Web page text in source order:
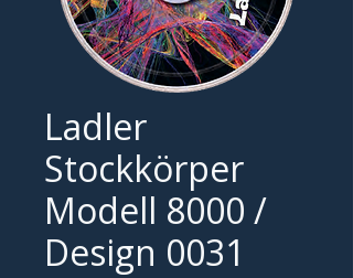
Ladler
Stockkörper
Modell 8000 /
Design 0031